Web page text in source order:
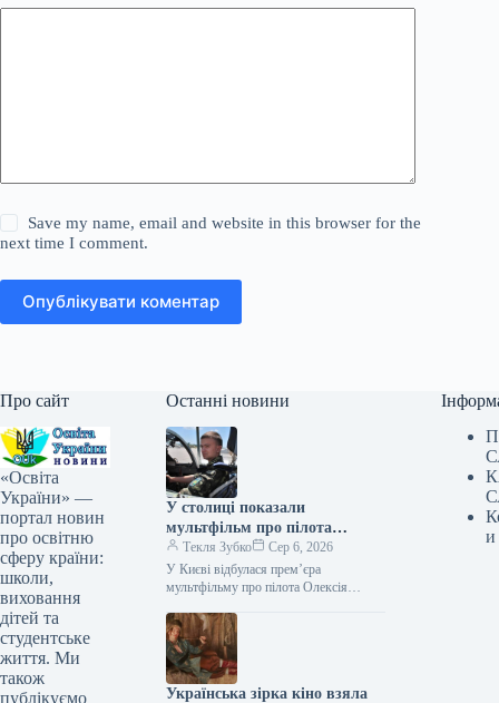
Save my name, email and website in this browser for the
next time I comment.
Опублікувати коментар
Про сайт
«Освіта
України» —
портал новин
про освітню
сферу країни:
школи,
виховання
дітей та
студентське
життя. Ми
також
публікуємо
Останні новини
У столиці показали
мультфільм про пілота
Олексія «Мунфіша» Меся
Текля Зубко
Сер 6, 2026
У Києві відбулася прем’єра
мультфільму про пілота Олексія
20:51 Укрінформ В Музеї війни
представили перший анімаційний…
Українська зірка кіно взяла
и